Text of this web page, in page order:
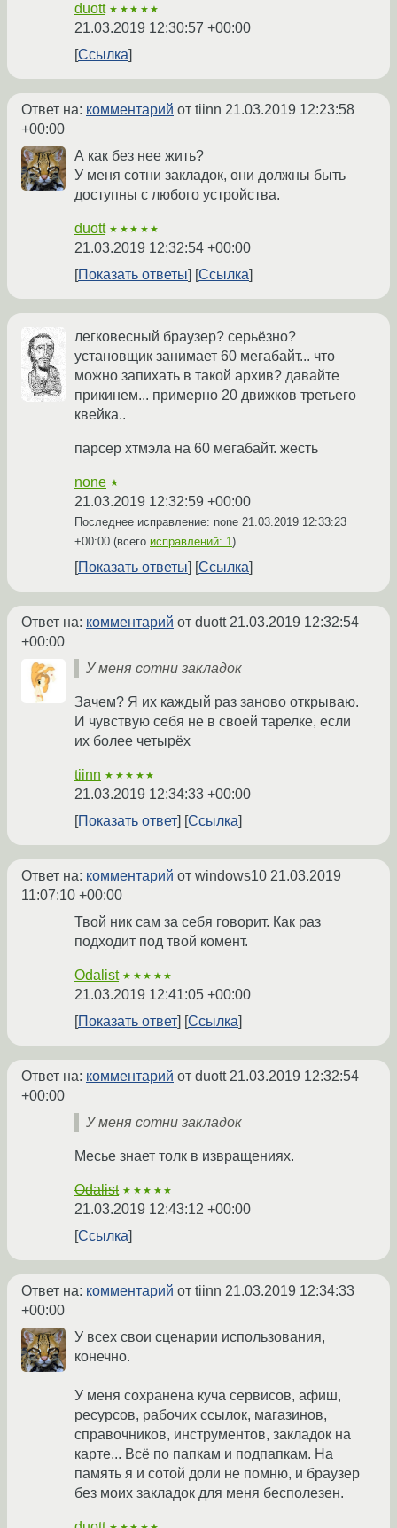
duott ★★★★★
21.03.2019 12:30:57 +00:00
Ссылка
Ответ на: комментарий от tiinn 21.03.2019 12:23:58
+00:00
А как без нее жить?
У меня сотни закладок, они должны быть
доступны с любого устройства.
duott ★★★★★
21.03.2019 12:32:54 +00:00
Показать ответы
Ссылка
легковесный браузер? серьёзно?
установщик занимает 60 мегабайт... что
можно запихать в такой архив? давайте
прикинем... примерно 20 движков третьего
квейка..
парсер хтмэла на 60 мегабайт. жесть
none ★
21.03.2019 12:32:59 +00:00
Последнее исправление: none 21.03.2019 12:33:23
+00:00 (всего исправлений: 1)
Показать ответы Ссылка
Ответ на: комментарий от duott21.03.2019 12:32:54
+00:00
У меня сотни закладок
Зачем? Я их каждый раз заново открываю.
И чувствую себя не в своей тарелке, если
их более четырёх
tiinn ★★★★★
21.03.2019 12:34:33 +00:00
Показать ответ
Ссылка
Ответ на: комментарий от windows10 21.03.2019
11:07:10 +00:00
Твой ник сам за себя говорит. Как раз
подходит под твой комент.
Odalist ★★★★★
21.03.2019 12:41:05 +00:00
Показать ответ
Ссылка
Ответ на: комментарий от duott21.03.2019 12:32:54
+00:00
У меня сотни закладок
Месье знает толк в извращениях.
Odalist ★★★★★
21.03.2019 12:43:12 +00:00
Ссылка
Ответ на: комментарий от tiinn 21.03.2019 12:34:33
+00:00
У всех свои сценарии использования,
конечно.
У меня сохранена куча сервисов, афиш,
ресурсов, рабочих ссылок, магазинов,
справочников, инструментов, закладок на
карте... Всё по папкам и подпапкам. На
память я и сотой доли не помню, и браузер
без моих закладок для меня бесполезен.